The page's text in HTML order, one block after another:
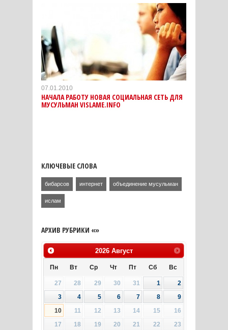
07.01.2010
НАЧАЛА РАБОТУ НОВАЯ СОЦИАЛЬНАЯ СЕТЬ ДЛЯ
МУСУЛЬМАН VISLAME.INFO
КЛЮЧЕВЫЕ СЛОВА
бибарсов интернет объединение мусульман
ислам
АРХИВ РУБРИКИ «»
2026 Август
Пн Вт Ср Чт Пт Сб Вс
27 28 29 30 31 1
2
3
4 5 6 7 8
9
10
11 12 13 14 15
16
17
18 19 20 21 22
23